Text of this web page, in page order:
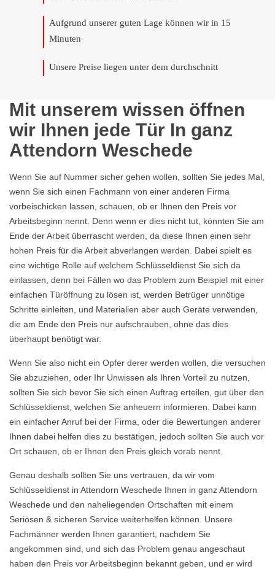
Aufgrund unserer guten Lage können wir in 15
Minuten
Unsere Preise liegen unter dem durchschnitt
Mit unserem wissen öffnen
wir Ihnen jede Tür In ganz
Attendorn Weschede
Wenn Sie auf Nummer sicher gehen wollen, sollten Sie jedes Mal,
wenn Sie sich einen Fachmann von einer anderen Firma
vorbeischicken lassen, schauen, ob er Ihnen den Preis vor
Arbeitsbeginn nennt. Denn wenn er dies nicht tut, könnten Sie am
Ende der Arbeit überrascht werden, da diese Ihnen einen sehr
hohen Preis für die Arbeit abverlangen werden. Dabei spielt es
eine wichtige Rolle auf welchem Schlüsseldienst Sie sich da
einlassen, denn bei Fällen wo das Problem zum Beispiel mit einer
einfachen Türöffnung zu lösen ist, werden Betrüger unnötige
Schritte einleiten, und Materialien aber auch Geräte verwenden,
die am Ende den Preis nur aufschrauben, ohne das dies
überhaupt benötigt war.
Wenn Sie also nicht ein Opfer derer werden wollen, die versuchen
Sie abzuziehen, oder Ihr Unwissen als Ihren Vorteil zu nutzen,
sollten Sie sich bevor Sie sich einen Auftrag erteilen, gut über den
Schlüsseldienst, welchen Sie anheuern informieren. Dabei kann
ein einfacher Anruf bei der Firma, oder die Bewertungen anderer
Ihnen dabei helfen dies zu bestätigen, jedoch sollten Sie auch vor
Ort schauen, ob er Ihnen den Preis gleich vorab nennt.
Genau deshalb sollten Sie uns vertrauen, da wir vom
Schlüsseldienst in Attendorn Weschede Ihnen in ganz Attendorn
Weschede und den naheliegenden Ortschaften mit einem
Seriösen & sicheren Service weiterhelfen können. Unsere
Fachmänner werden Ihnen garantiert, nachdem Sie
angekommen sind, und sich das Problem genau angeschaut
haben den Preis vor Arbeitsbeginn bekannt geben, und er wird